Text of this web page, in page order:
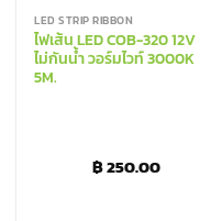
LED STRIP RIBBON
ไฟเส้น LED COB-320 12V
ไม่กันน้ำ วอร์มไวท์ 3000K
5M.
฿250.00